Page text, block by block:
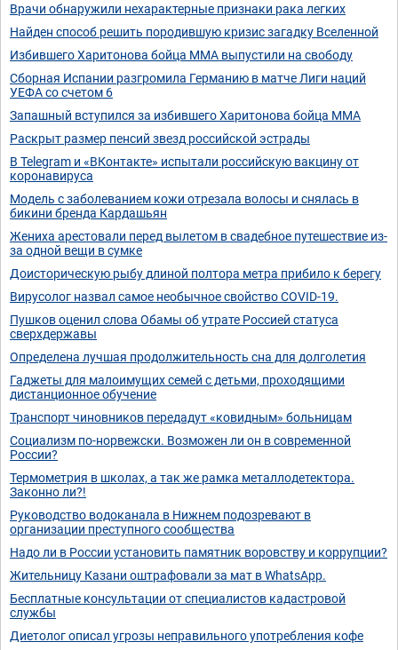
Врачи обнаружили нехарактерные признаки рака легких
Найден способ решить породившую кризис загадку Вселенной
Избившего Харитонова бойца MMA выпустили на свободу
Сборная Испании разгромила Германию в матче Лиги наций
УЕФА со счетом 6
Запашный вступился за избившего Харитонова бойца MMA
Раскрыт размер пенсий звезд российской эстрады
В Telegram и «ВКонтакте» испытали российскую вакцину от
коронавируса
Модель с заболеванием кожи отрезала волосы и снялась в
бикини бренда Кардашьян
Жениха арестовали перед вылетом в свадебное путешествие из-
за одной вещи в сумке
Доисторическую рыбу длиной полтора метра прибило к берегу
Вирусолог назвал самое необычное свойство COVID-19.
Пушков оценил слова Обамы об утрате Россией статуса
сверхдержавы
Определена лучшая продолжительность сна для долголетия
Гаджеты для малоимущих семей с детьми, проходящими
дистанционное обучение
Транспорт чиновников передадут «ковидным» больницам
Социализм по-норвежски. Возможен ли он в современной
России?
Термометрия в школах, а так же рамка металлодетектора.
Законно ли?!
Руководство водоканала в Нижнем подозревают в
организации преступного сообщества
Надо ли в России установить памятник воровству и коррупции?
Жительницу Казани оштрафовали за мат в WhatsApp.
Бесплатные консультации от специалистов кадастровой
службы
Диетолог описал угрозы неправильного употребления кофе